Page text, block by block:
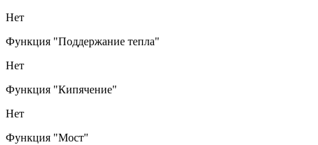
Нет
Функция "Поддержание тепла"
Нет
Функция "Кипячение"
Нет
Функция "Мост"